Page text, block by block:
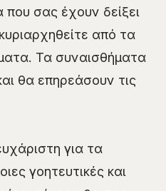
σας έχουν δείξει
από τα
Τα συναισθήματα
θα επηρεάσουν τις
για τα
γοητευτικές και